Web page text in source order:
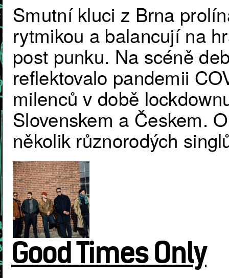
Smutní kluci z Brna
rytmikou a balancují na
post punku. Na scéně
reflektovalo pandemii
milenců v době
Slovenskem a Českem.
několik různorodých
Good Times Only